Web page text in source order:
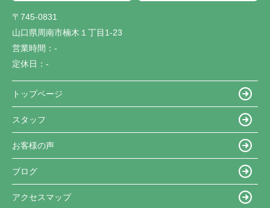
〒745-0831
山口県周南市楠木１丁目1-23
営業時間： -
定休日： -
トップページ
スタッフ
お客様の声
ブログ
アクセスマップ